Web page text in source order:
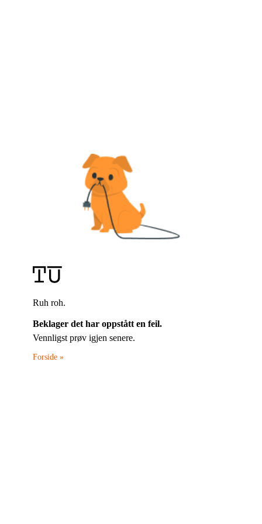
Ruh roh.
Beklager det har oppstått en feil.
Vennligst prøv igjen senere.
Forside »